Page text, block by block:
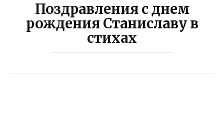
Поздравления с днем
рождения Станиславу в
стихах